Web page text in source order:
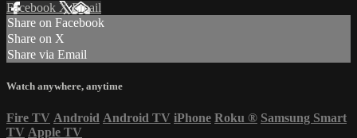
Facebook XEmail
Share on Facebook
Share on X
Share via Email
Watch anywhere, anytime
Fire TV Android Android TV iPhone Roku ® Samsung Smart
TV Apple TV